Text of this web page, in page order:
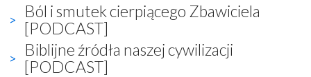
Ból i smutek cierpiącego Zbawiciela
[PODCAST]
Biblijne źródła naszej cywilizacji
[PODCAST]